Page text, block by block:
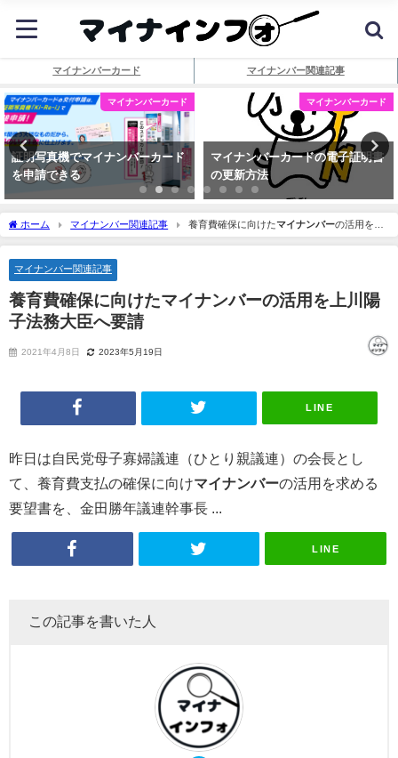
マイナンバーカード マイナンバー関連記事
マイナンバーカード
証明写真機でマイナンバーカード
を申請できる
マイナンバーカード
マイナンバーカードの電子証明書
の更新方法
ホーム マイナンバー関連記事 養育費確保に向けたマイナンバーの活用を上
川陽子法務大臣へ要請
マイナンバー関連記事
養育費確保に向けたマイナンバーの活用を上川陽
子法務大臣へ要請
2021年4月8日 2023年5月19日
LINE
昨日は自民党母子寡婦議連（ひとり親議連）の会長とし
て、養育費支払の確保に向けマイナンバーの活用を求める
要望書を、金田勝年議連幹事長 ...
LINE
この記事を書いた人